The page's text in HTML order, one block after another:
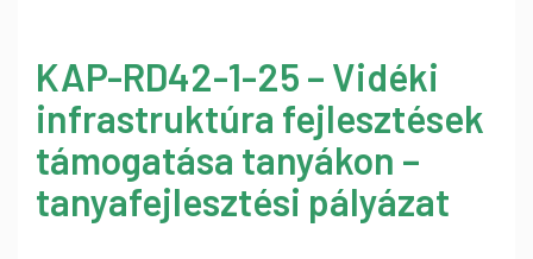
KAP-RD42-1-25 – Vidéki
infrastruktúra fejlesztések
támogatása tanyákon –
tanyafejlesztési pályázat